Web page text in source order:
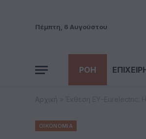
Πέμπτη, 6 Αυγούστου
ΡΟΗ
Αρχική
ΟΙΚΟΝΟΜΙΑ